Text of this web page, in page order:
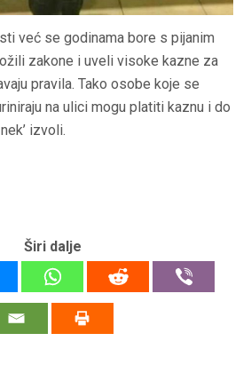
već se godinama bore s pijanim
zakone i uveli visoke kazne za
pravila. Tako osobe koje se
na ulici mogu platiti kaznu i do
izvoli.
Širi dalje